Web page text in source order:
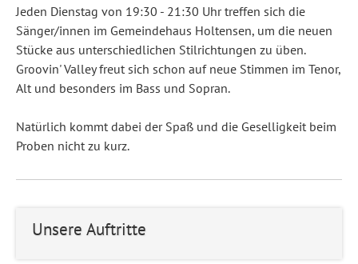
Jeden Dienstag von 19:30 - 21:30 Uhr treffen sich die
Sänger/innen im Gemeindehaus Holtensen, um die neuen
Stücke aus unterschiedlichen Stilrichtungen zu üben.
Groovin' Valley freut sich schon auf neue Stimmen im Tenor,
Alt und besonders im Bass und Sopran.
Natürlich kommt dabei der Spaß und die Geselligkeit beim
Proben nicht zu kurz.
Unsere Auftritte